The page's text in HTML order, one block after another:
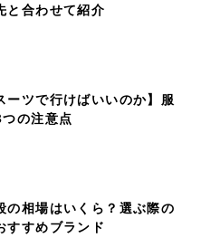
と合わせて紹介
ーツで行けばいいのか】服
の注意点
の相場はいくら？選ぶ際の
すすめブランド